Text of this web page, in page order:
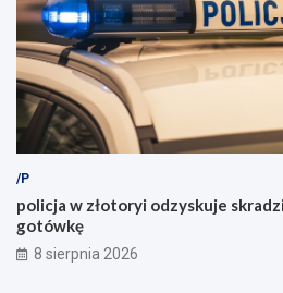
/P
policja w złotoryi odzyskuje
gotówkę
8 sierpnia 2026